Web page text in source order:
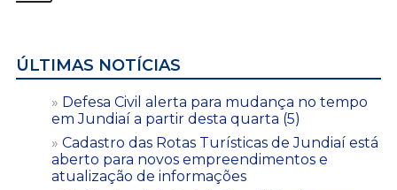
ÚLTIMAS NOTÍCIAS
Defesa Civil alerta para mudança no tempo
em Jundiaí a partir desta quarta (5)
Cadastro das Rotas Turísticas de Jundiaí está
aberto para novos empreendimentos e
atualização de informações